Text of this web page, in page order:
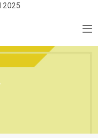
2025